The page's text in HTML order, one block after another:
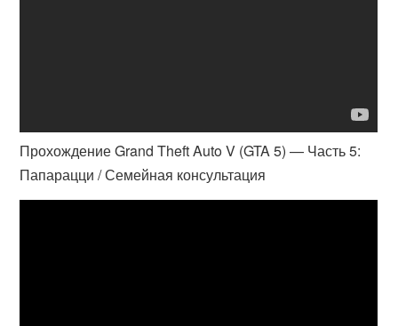
Прохождение Grand Theft Auto V (GTA 5) — Часть 5:
Папарацци / Семейная консультация